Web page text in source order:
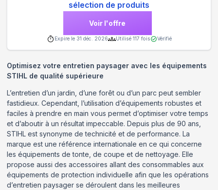
sélection de produits
Voir l'offre
Expire le 31 déc. 2026 Utilisé 117 fois Vérifié
Optimisez votre entretien paysager avec les équipements
STIHL de qualité supérieure
L’entretien d’un jardin, d’une forêt ou d’un parc peut sembler
fastidieux. Cependant, l’utilisation d’équipements robustes et
faciles à prendre en main vous permet d’optimiser votre temps
et d’aboutir à un résultat impeccable. Depuis plus de 90 ans,
STIHL est synonyme de technicité et de performance. La
marque est une référence internationale en ce qui concerne
les équipements de tonte, de coupe et de nettoyage. Elle
propose aussi des accessoires allant des consommables aux
équipements de protection individuelle afin que les opérations
d’entretien paysager se déroulent dans les meilleures